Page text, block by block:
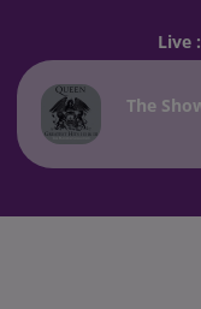
Live :
The